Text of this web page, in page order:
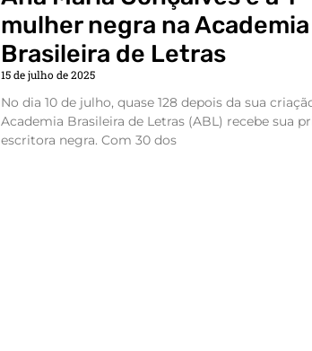
mulher negra na Academia
Brasileira de Letras
15 de julho de 2025
No dia 10 de julho, quase 128 depois da sua
Academia Brasileira de Letras (ABL) recebe sua
escritora negra. Com 30 dos